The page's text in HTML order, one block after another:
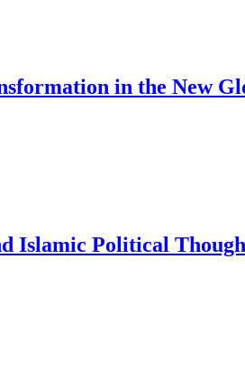
in the New
Islamic Political